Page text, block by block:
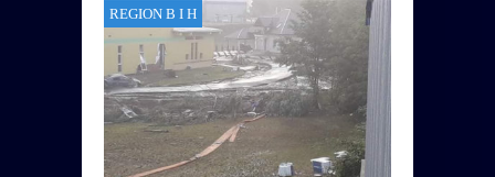
REGION B I H